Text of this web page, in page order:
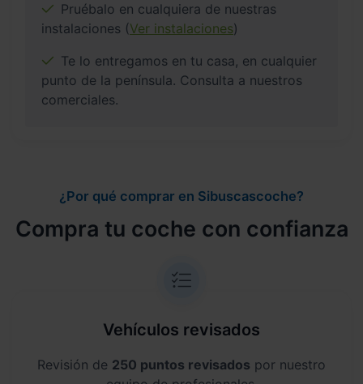
Pruébalo en cualquiera de nuestras
instalaciones (Ver instalaciones)
Te lo entregamos en tu casa, en cualquier
punto de la península. Consulta a nuestros
comerciales.
¿Por qué comprar en Sibuscascoche?
Compra tu coche con confianza
Vehículos revisados
Revisión de 250 puntos revisados por nuestro